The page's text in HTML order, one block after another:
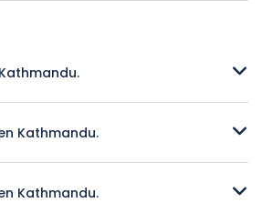
Kathmandu.
Kathmandu.